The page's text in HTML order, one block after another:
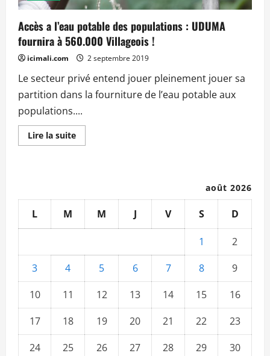
Accès a l’eau potable des populations : UDUMA
fournira à 560.000 Villageois !
icimali.com 2 septembre 2019
Le secteur privé entend jouer pleinement jouer sa
partition dans la fourniture de l’eau potable aux
populations....
Lire la suiteEn
savoir
des
populations :
UDUMA
fournira
Villageois !
août 2026
L M M J V S D
1
2
3
4 5 6 7 8
9
10
11 12 13 14 15
16
17
18 19 20 21 22
23
24
25 26 27 28 29
30